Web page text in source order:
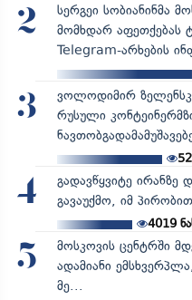
2
სერგეი სობიანინმა
მომხდარ აფეთქებას
Telegram-არხების
3
ვოლოდიმირ
რუსული
4
გადავწყვიტე ირანზე
გავაუქმო, იმ
4019
5
მოსკოვის ცენტრში
ადამიანი
მე...